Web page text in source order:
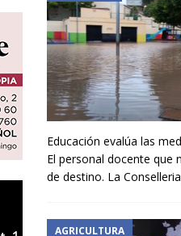
Educación evalúa las
El personal docente que
de destino. La Conselleria
AGRICULTURA